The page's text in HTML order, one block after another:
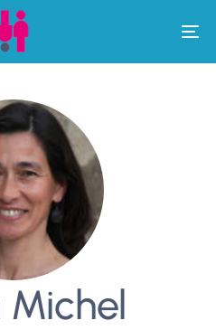
Michel